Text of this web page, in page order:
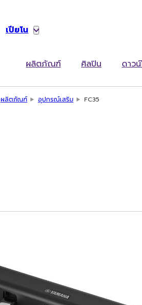
เปียโน
ผลิตภัณฑ์ ศิลปิน ดาว
ผลิตภัณฑ์ อุปกรณ์เสริม FC35